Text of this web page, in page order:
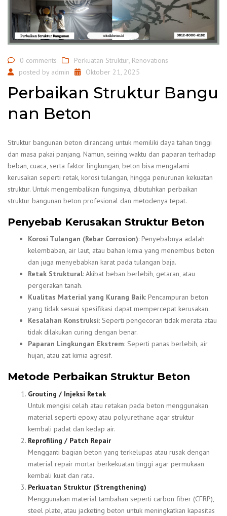
0 comments Perkuatan Struktur, Renovations
posted by admin Oktober 21, 2025
Perbaikan Struktur Bangu
nan Beton
Struktur bangunan beton dirancang untuk memiliki daya tahan tinggi
dan masa pakai panjang. Namun, seiring waktu dan paparan terhadap
beban, cuaca, serta faktor lingkungan, beton bisa mengalami
kerusakan seperti retak, korosi tulangan, hingga penurunan kekuatan
struktur. Untuk mengembalikan fungsinya, dibutuhkan perbaikan
struktur bangunan beton profesional dan metodenya tepat.
Penyebab Kerusakan Struktur Beton
Korosi Tulangan (Rebar Corrosion): Penyebabnya adalah
kelembaban, air laut, atau bahan kimia yang menembus beton
dan juga menyebabkan karat pada tulangan baja.
Retak Struktural: Akibat beban berlebih, getaran, atau
pergerakan tanah.
Kualitas Material yang Kurang Baik: Pencampuran beton
yang tidak sesuai spesifikasi dapat mempercepat kerusakan.
Kesalahan Konstruksi: Seperti pengecoran tidak merata atau
tidak dilakukan curing dengan benar.
Paparan Lingkungan Ekstrem: Seperti panas berlebih, air
hujan, atau zat kimia agresif.
Metode Perbaikan Struktur Beton
Grouting / Injeksi Retak
Untuk mengisi celah atau retakan pada beton menggunakan
material seperti epoxy atau polyurethane agar struktur
kembali padat dan kedap air.
Reprofiling / Patch Repair
Mengganti bagian beton yang terkelupas atau rusak dengan
material repair mortar berkekuatan tinggi agar permukaan
kembali kuat dan rata.
Perkuatan Struktur (Strengthening)
Menggunakan material tambahan seperti carbon fiber (CFRP),
steel plate, atau jacketing beton untuk meningkatkan kapasitas